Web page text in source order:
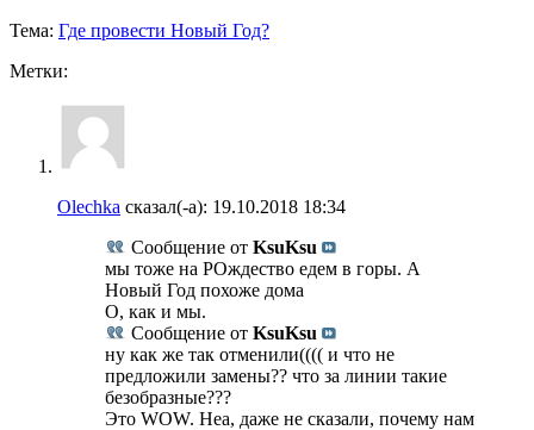
Тема: Где провести Новый Год?
Метки:
Olechka сказал(-а): 19.10.2018 18:34
Сообщение от KsuKsu
мы тоже на РОждество едем в горы. А
Новый Год похоже дома
O, как и мы.
Сообщение от KsuKsu
ну как же так отменили(((( и что не
предложили замены?? что за линии такие
безобразные???
Это WOW. Неа, даже не сказали, почему нам